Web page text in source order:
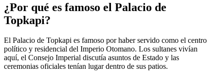
¿Por qué es famoso el Palacio de
Topkapi?
El Palacio de Topkapi es famoso por haber servido como el centro
político y residencial del Imperio Otomano. Los sultanes vivían
aquí, el Consejo Imperial discutía asuntos de Estado y las
ceremonias oficiales tenían lugar dentro de sus patios.